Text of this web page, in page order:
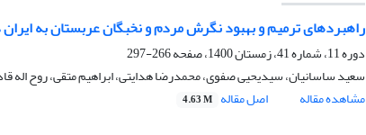
راهبردهای ترمیم و بهبود نگرش مردم و نخبگان عربستان به
دوره 11، شماره 41، زمستان 1400، صفحه
266-297
سعید ساسانیان، سیدیحیی صفوی، محمدرضا هدایتی، ابراهیم متقی، روح اله
مشاهده مقاله
اصل مقاله 4.63 M